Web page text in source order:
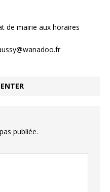
de mairie aux horaires
publiée.